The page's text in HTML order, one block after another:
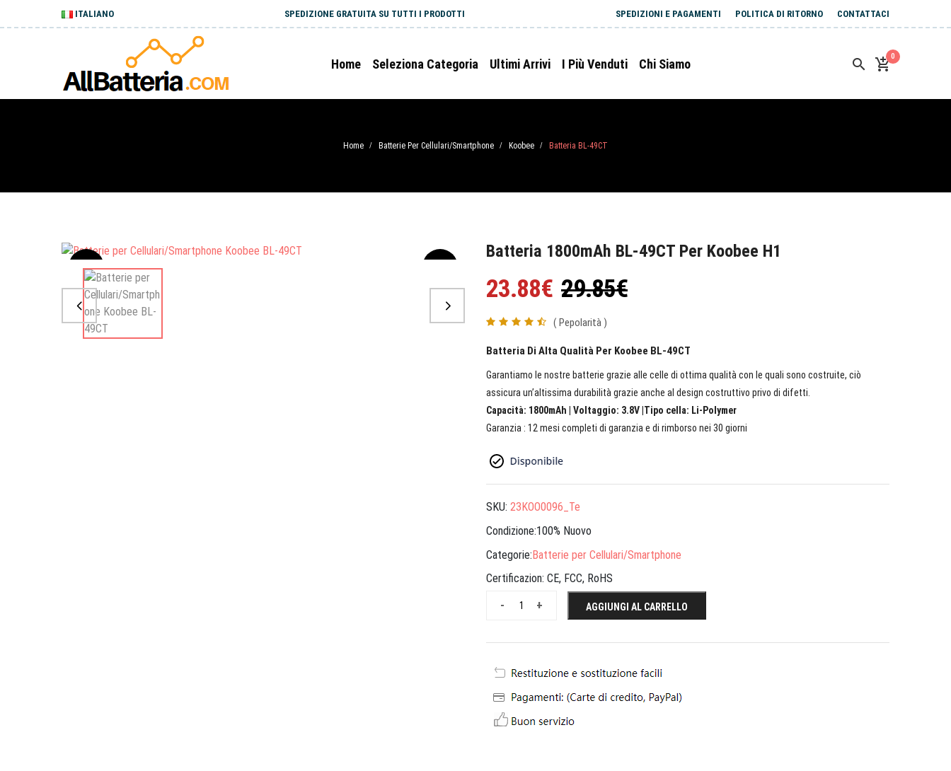
ITALIANO SPEDIZIONE GRATUITA SU TUTTI I PRODOTTI SPEDIZIONI E PAGAMENTI POLITICA DI RITORNO CONTATTACI
Home Seleziona Categoria Ultimi Arrivi I Più Venduti Chi Siamo
0
Home / Batterie Per Cellulari/Smartphone / Koobee / Batteria BL-49CT
Sale
Batteria 1800mAh BL-49CT Per Koobee H1
23.88€ 29.85€
( Pepolarità )
Batteria Di Alta Qualità Per Koobee BL-49CT
Garantiamo le nostre batterie grazie alle celle di ottima qualità con le quali sono costruite, ciò
assicura un’altissima durabilità grazie anche al design costruttivo privo di difetti.
Capacità: 1800mAh | Voltaggio: 3.8V |Tipo cella: Li-Polymer
Garanzia : 12 mesi completi di garanzia e di rimborso nei 30 giorni
SKU: 23KOO0096_Te
Condizione:100% Nuovo
Categorie:Batterie per Cellulari/Smartphone
Certificazion: CE, FCC, RoHS
+
- AGGIUNGI AL CARRELLO